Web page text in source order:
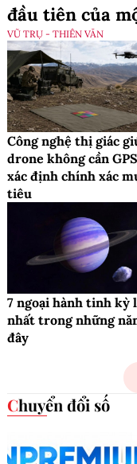
đầu tiên của
VŨ TRỤ - THIÊN VĂN
Công nghệ thị giác
drone không cần
xác định chính xác
tiêu
7 ngoại hành tinh kỳ
nhất trong những
đây
Chuyển đổi số